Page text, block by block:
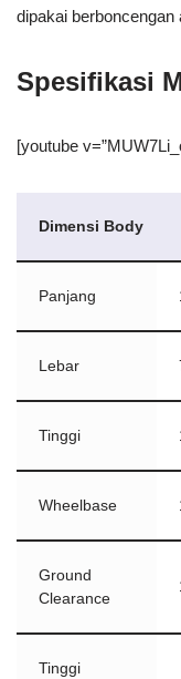
dipakai berboncengan
Spesifikasi
[youtube
Dimensi Body
Panjang
Lebar
Tinggi
Wheelbase
Ground
Clearance
Tinggi